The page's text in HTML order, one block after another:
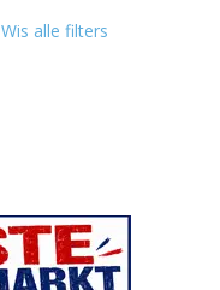
Wis alle filters